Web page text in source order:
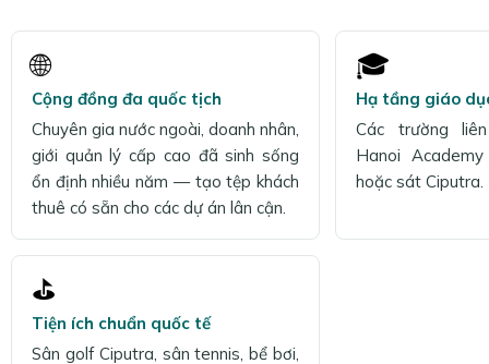
🌐
Cộng đồng đa quốc tịch
Chuyên gia nước ngoài, doanh nhân,
giới quản lý cấp cao đã sinh sống
ổn định nhiều năm — tạo tệp khách
thuê có sẵn cho các dự án lân cận.
🎓
Hạ tầng giáo
Các trường
Hanoi
hoặc sát Ciputra.
⛳
Tiện ích chuẩn quốc tế
Sân golf Ciputra, sân tennis, bể bơi,